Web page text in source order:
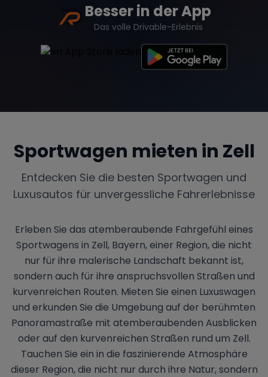
Besser in der App
Das volle Drivable-Erlebnis
Sportwagen mieten in Zell
Entdecken Sie die besten Sportwagen und
Luxusautos für unvergessliche Fahrerlebnisse
Erleben Sie das atemberaubende Fahrgefühl eines
Sportwagens in Zell, Bayern, einer Region, die nicht
nur für ihre malerische Landschaft bekannt ist,
sondern auch für ihre anspruchsvollen Straßen und
kurvenreichen Routen. Mieten Sie einen Luxuswagen
und erkunden Sie die Umgebung auf der berühmten
Panoramastraße mit atemberaubenden Ausblicken
oder auf den kurvenreichen Straßen rund um Zell.
Tauchen Sie ein in die faszinierende Atmosphäre
dieser Region, die nicht nur durch ihre Natur, sondern